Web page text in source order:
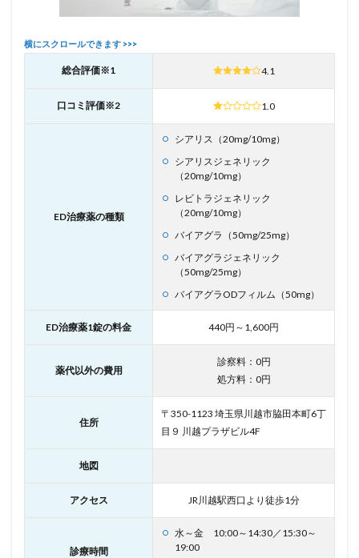
総合評価※1 4.1
口コミ評価※2 1.0
ED治療薬の種類
シアリス（20mg/10mg）
シアリスジェネリック
（20mg/10mg）
レビトラジェネリック
（20mg/10mg）
バイアグラ（50mg/25mg）
バイアグラジェネリック
（50mg/25mg）
バイアグラODフィルム（50mg）
ED治療薬1錠の料金 440円～1,600円
薬代以外の費用
診察料：0円
処方料：0円
住所
〒350-1123 埼玉県川越市脇田本町6丁
目９ 川越プラザビル4F
地図
アクセス JR川越駅西口より徒歩1分
診療時間
水～金 10:00～14:30／15:30～
19:00